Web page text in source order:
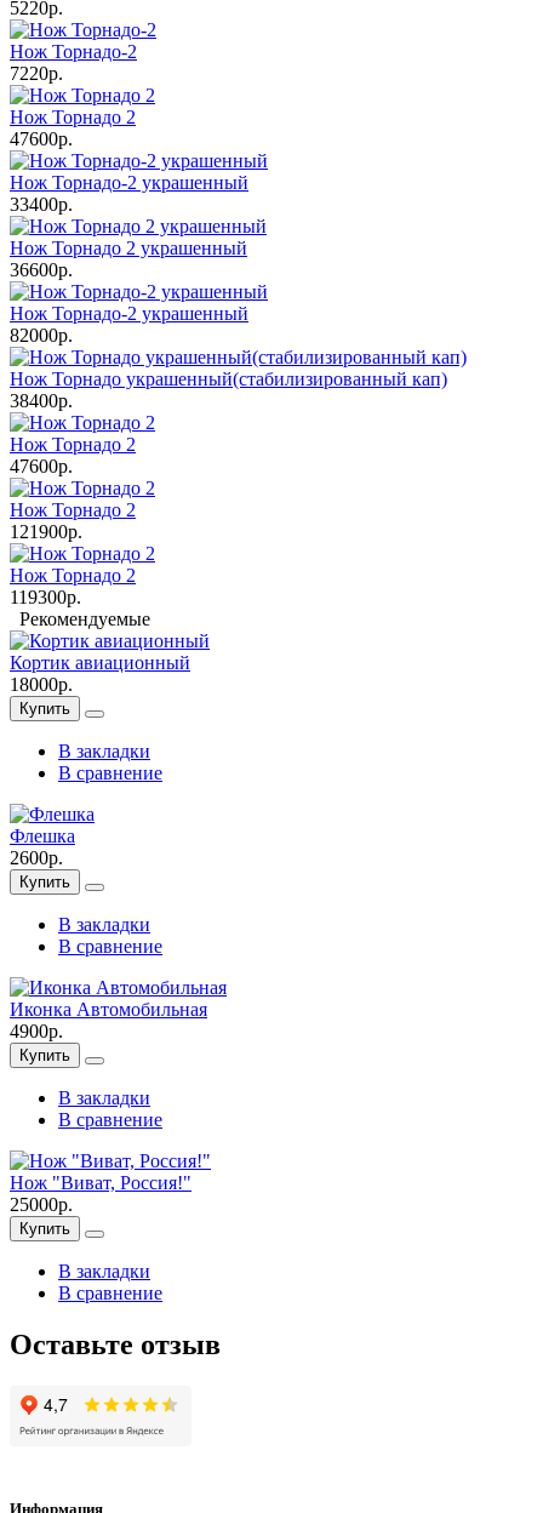
5220р.
Нож Торнадо-2
7220р.
Нож Торнадо 2
47600р.
Нож Торнадо-2 украшенный
33400р.
Нож Торнадо 2 украшенный
36600р.
Нож Торнадо-2 украшенный
82000р.
Нож Торнадо украшенный(стабилизированный кап)
38400р.
Нож Торнадо 2
47600р.
Нож Торнадо 2
121900р.
Нож Торнадо 2
119300р.
Рекомендуемые
Кортик авиационный
18000р.
Купить
В закладки
В сравнение
Флешка
2600р.
Купить
В закладки
В сравнение
Иконка Автомобильная
4900р.
Купить
В закладки
В сравнение
Нож "Виват, Россия!"
25000р.
Купить
В закладки
В сравнение
Оставьте отзыв
Информация